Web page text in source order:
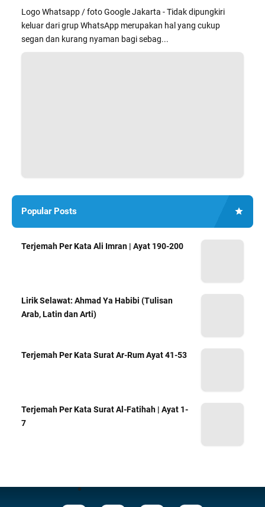
Logo Whatsapp / foto Google Jakarta - Tidak dipungkiri
keluar dari grup WhatsApp merupakan hal yang cukup
segan dan kurang nyaman bagi sebag...
Popular Posts
Terjemah Per Kata Ali Imran | Ayat 190-200
Lirik Selawat: Ahmad Ya Habibi (Tulisan
Arab, Latin dan Arti)
Terjemah Per Kata Surat Ar-Rum Ayat 41-53
Terjemah Per Kata Surat Al-Fatihah | Ayat 1-
7